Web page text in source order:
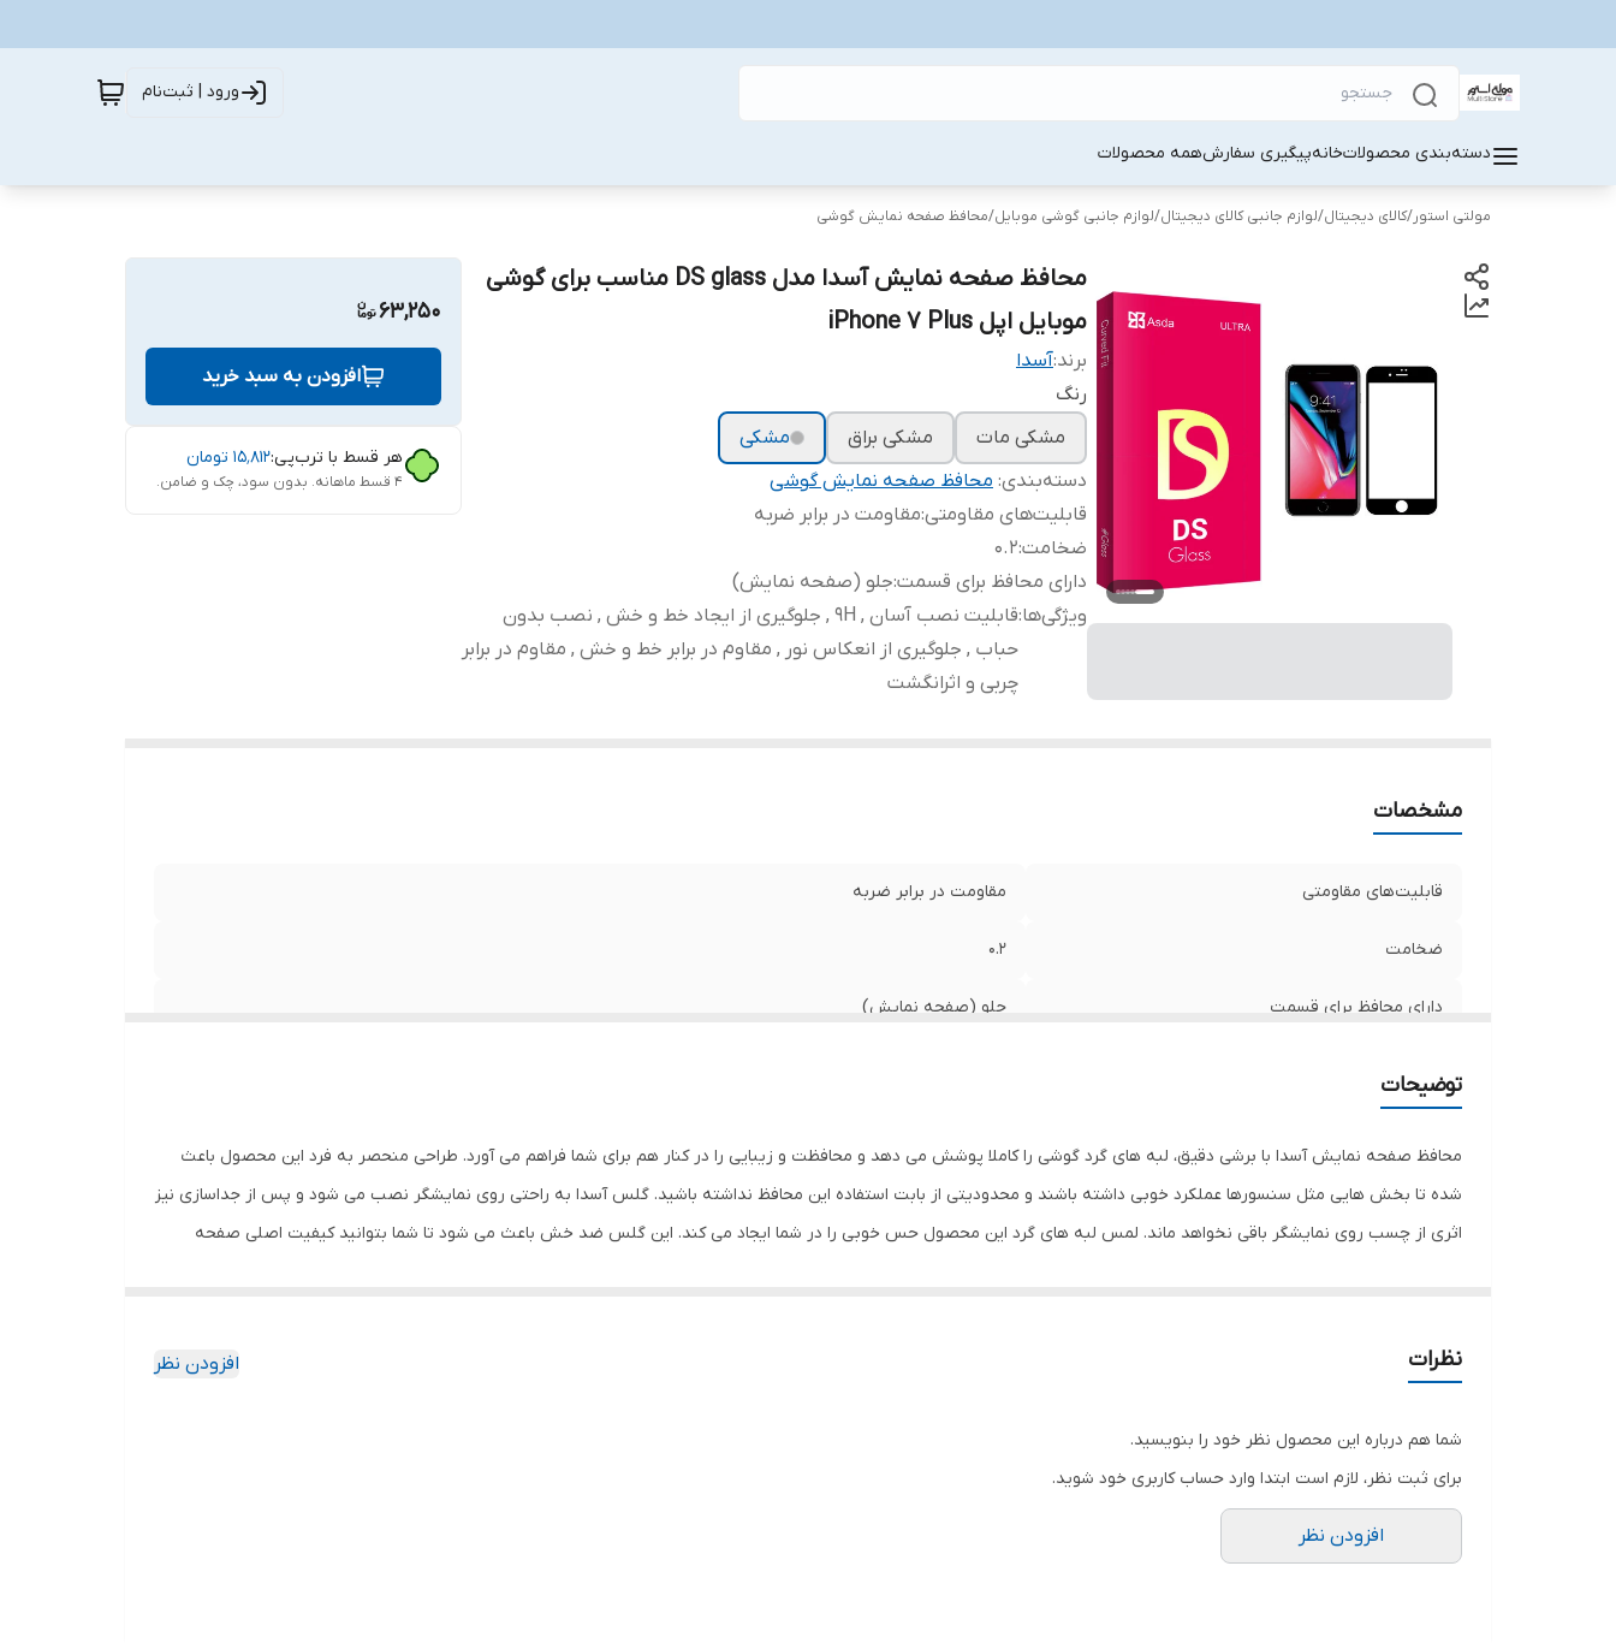
ورود | ثبت‌نام
دسته‌بندی محصولاتخانهپیگیری سفارشهمه محصولات
مولتی استور/کالای دیجیتال/لوازم جانبی کالای دیجیتال/لوازم جانبی گوشی موبایل/محافظ صفحه نمایش گوشی
محافظ صفحه نمایش آسدا مدل DS glass مناسب برای گوشی
موبایل اپل iPhone 7 Plus
برند:آسدا
رنگ
مشکی مات
مشکی براق
مشکی
دسته‌بندی: محافظ صفحه نمایش گوشی
قابلیت‌های مقاومتی:مقاومت در برابر ضربه
ضخامت:
0.2
دارای محافظ برای قسمت:جلو (صفحه نمایش)
ویژگی‌ها:
قابلیت نصب آسان , 9H , جلوگیری از ایجاد خط و خش , نصب بدون
حباب , جلوگیری از انعکاس نور , مقاوم در برابر خط و خش , مقاوم در برابر
چربی و اثرانگشت
63,250
افزودن به سبد خرید
هر قسط با ترب‌پی:۱۵٬۸۱۲ تومان
۴ قسط ماهانه. بدون سود، چک و ضامن.
مشخصات
قابلیت‌های مقاومتی مقاومت در برابر ضربه
ضخامت 0.2
دارای محافظ برای قسمت جلو (صفحه نمایش)
توضیحات
محافظ صفحه نمایش آسدا با برشی دقیق، لبه های گرد گوشی را کاملا پوشش می دهد و محافظت و زیبایی را در کنار هم برای شما فراهم می آورد. طراحی منحصر به فرد این محصول باعث
شده تا بخش هایی مثل سنسورها عملکرد خوبی داشته باشند و محدودیتی از بابت استفاده این محافظ نداشته باشید. گلس آسدا به راحتی روی نمایشگر نصب می شود و پس از جداسازی نیز
اثری از چسب روی نمایشگر باقی نخواهد ماند. لمس لبه های گرد این محصول حس خوبی را در شما ایجاد می کند. این گلس ضد خش باعث می شود تا شما بتوانید کیفیت اصلی صفحه
نظرات افزودن نظر
شما هم درباره این محصول نظر خود را بنویسید.
برای ثبت نظر، لازم است ابتدا وارد حساب کاربری خود شوید.
افزودن نظر